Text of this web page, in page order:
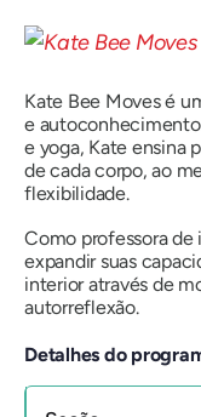
Kate Bee Moves é
e
e yoga, Kate ensina
de cada corpo, ao
flexibilidade.
Como professora de
expandir suas
interior através de
autorreflexão.
Detalhes do